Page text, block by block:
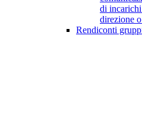
di
direzione
Rendiconti